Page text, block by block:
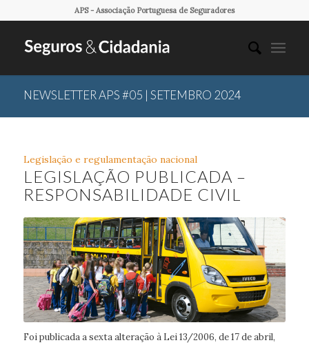
APS - Associação Portuguesa de Seguradores
NEWSLETTER APS #05 | SETEMBRO 2024
Legislação e regulamentação nacional
LEGISLAÇÃO PUBLICADA –
RESPONSABILIDADE CIVIL
Foi publicada a sexta alteração à Lei 13/2006, de 17 de abril,